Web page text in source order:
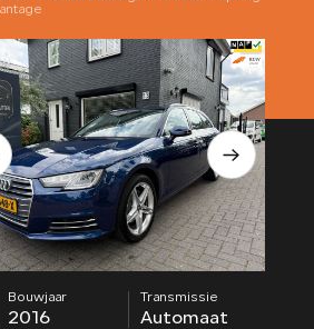
LEASE AANBOD
DIENSTEN
VERKOCHT
OVER ONS
BEOORDELINGEN
Bouwjaar
2016
Transmissie
Automaat